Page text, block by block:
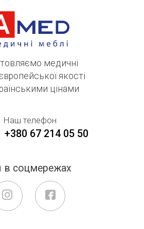
медичні
якості
цінами
Наш телефон
+380 67 214 05 50
в соцмережах